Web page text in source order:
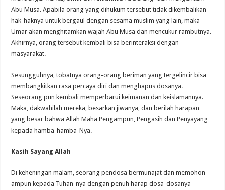
Abu Musa. Apabila orang yang dihukum tersebut tidak dikembalikan
hak-haknya untuk bergaul dengan sesama muslim yang lain, maka
Umar akan menghitamkan wajah Abu Musa dan mencukur rambutnya.
Akhirnya, orang tersebut kembali bisa berinteraksi dengan
masyarakat.
Sesungguhnya, tobatnya orang-orang beriman yang tergelincir bisa
membangkitkan rasa percaya diri dan menghapus dosanya.
Seseorang pun kembali memperbarui keimanan dan keislamannya.
Maka, dakwahilah mereka, besarkan jiwanya, dan berilah harapan
yang besar bahwa Allah Maha Pengampun, Pengasih dan Penyayang
kepada hamba-hamba-Nya.
Kasih Sayang Allah
Di keheningan malam, seorang pendosa bermunajat dan memohon
ampun kepada Tuhan-nya dengan penuh harap dosa-dosanya